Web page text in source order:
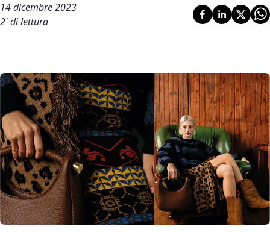
14 dicembre 2023
2' di lettura